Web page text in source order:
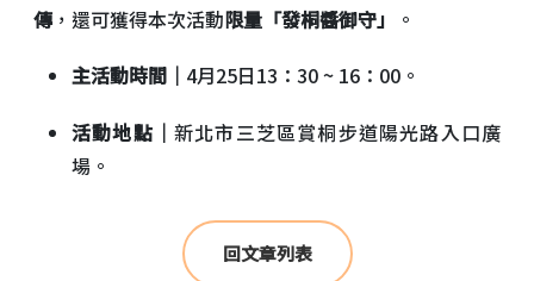
傳，還可獲得本次活動限量「發桐醬御守」
。
主活動時間｜ 4月25日13：30 ~ 16：00。
活動地點｜ 新北市三芝區賞桐步道陽光路入口廣
場。
回文章列表